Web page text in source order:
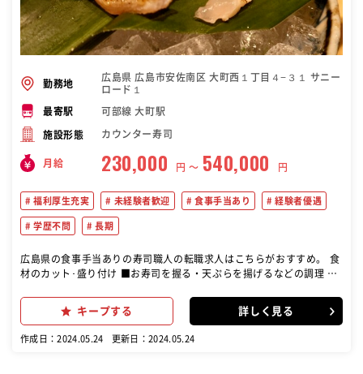
勤務地
広島県 広島市安佐南区 大町西１丁目４−３１ サニー
ロード１
最寄駅 可部線 大町駅
施設形態 カウンター寿司
月給 230,000 円 〜 540,000 円
福利厚生充実 未経験者歓迎 食事手当あり 経験者優遇
学歴不問 長期
広島県の食事手当ありの寿司職人の転職求人はこちらがおすすめ。 食
材のカット･盛り付け ■お寿司を握る・天ぷらを揚げるなどの調理 具
カット・盛り付けなどを担当する仕事です。 寿司職人の仕事及びその
他の調理業務も担当する可能性があるポジションです。
キープする 詳しく見る
作成日：2024.05.24 更新日：2024.05.24